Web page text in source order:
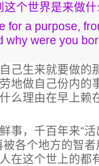
个世界是来做什
for a purpose,
were you
己生来就要做的
地做自己份内的
么理由在早上赖
事，千百年来“
被各个地方的智
在这个世上的都